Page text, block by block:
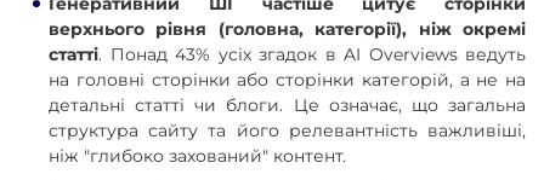
верхнього рівня (головна, категорії), ніж окремі
статті. Понад 43% усіх згадок в AI Overviews ведуть
на головні сторінки або сторінки категорій, а не на
детальні статті чи блоги. Це означає, що загальна
структура сайту та його релевантність важливіші,
ніж "глибоко захований" контент.